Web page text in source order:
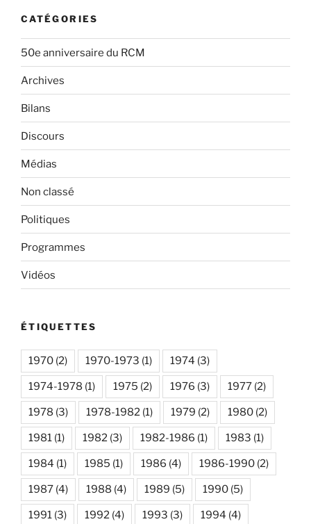
CATÉGORIES
50e anniversaire du RCM
Archives
Bilans
Discours
Médias
Non classé
Politiques
Programmes
Vidéos
ÉTIQUETTES
1970 (2) 1970-1973 (1) 1974 (3)
1974-1978 (1) 1975 (2) 1976 (3) 1977 (2)
1978 (3) 1978-1982 (1) 1979 (2) 1980 (2)
1981 (1) 1982 (3) 1982-1986 (1) 1983 (1)
1984 (1) 1985 (1) 1986 (4) 1986-1990 (2)
1987 (4) 1988 (4) 1989 (5) 1990 (5)
1991 (3) 1992 (4) 1993 (3) 1994 (4)